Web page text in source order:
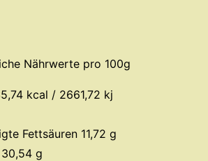
Nährwerte pro 100g
kcal / 2661,72 kj
Fettsäuren 11,72 g
g